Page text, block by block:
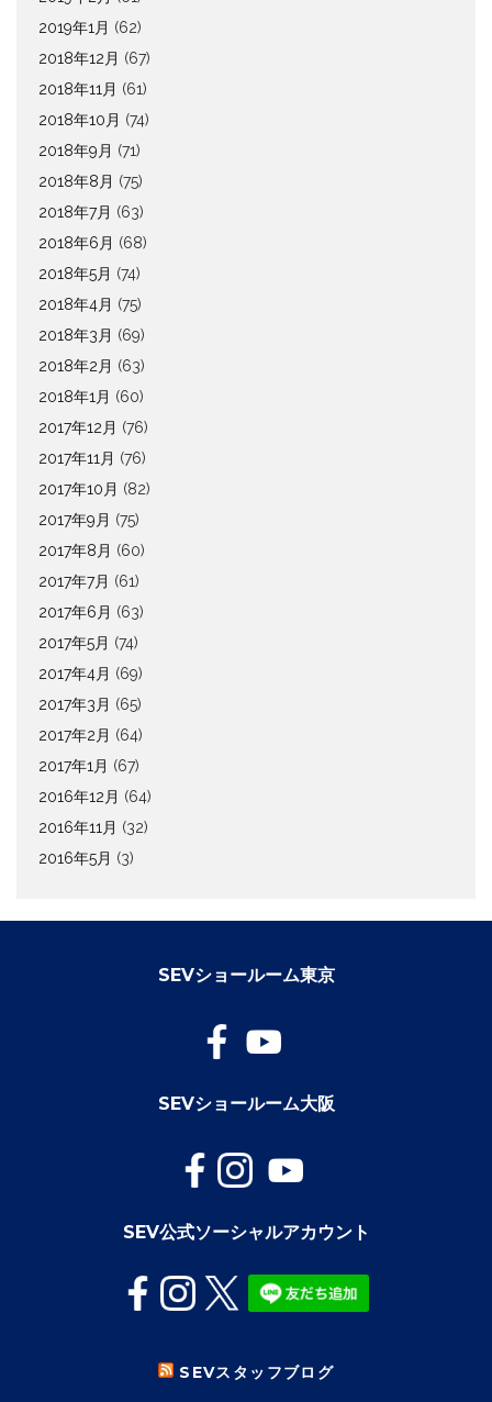
2019年1月 (62)
2018年12月 (67)
2018年11月 (61)
2018年10月 (74)
2018年9月 (71)
2018年8月 (75)
2018年7月 (63)
2018年6月 (68)
2018年5月 (74)
2018年4月 (75)
2018年3月 (69)
2018年2月 (63)
2018年1月 (60)
2017年12月 (76)
2017年11月 (76)
2017年10月 (82)
2017年9月 (75)
2017年8月 (60)
2017年7月 (61)
2017年6月 (63)
2017年5月 (74)
2017年4月 (69)
2017年3月 (65)
2017年2月 (64)
2017年1月 (67)
2016年12月 (64)
2016年11月 (32)
2016年5月 (3)
SEVショールーム東京
SEVショールーム大阪
SEV公式ソーシャルアカウント
SEVスタッフブログ